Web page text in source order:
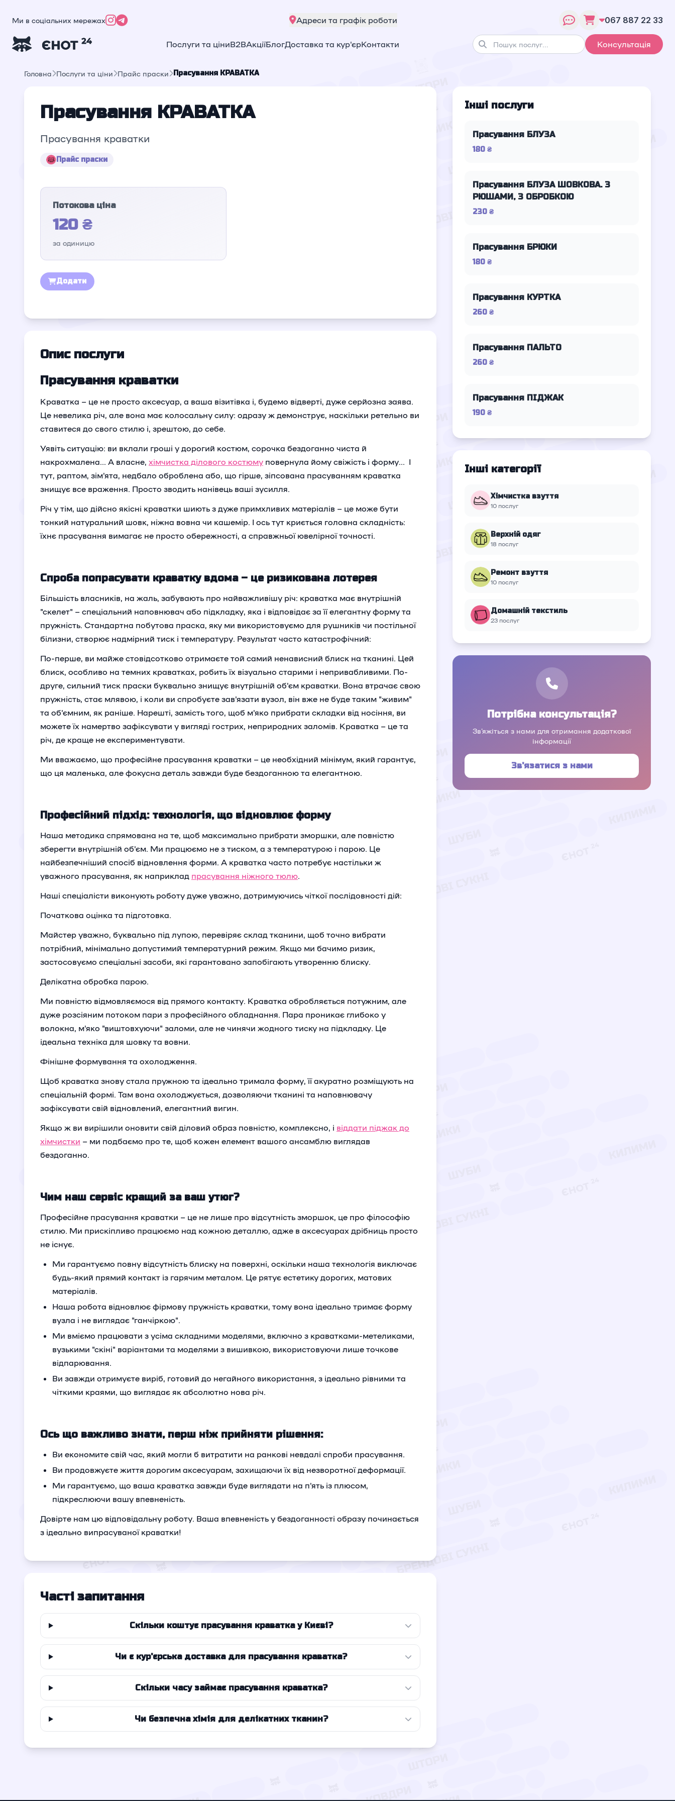
Ми в соціальних мережах Адреси та графік роботи 067 887 22 33
Послуги та ціниB2BАкціїБлогДоставка та кур'єрКонтакти Консультація
Головна Послуги та ціни Прайс праски Прасування КРАВАТКА
Прасування КРАВАТКА
Прасування краватки
Прайс праски
Потокова ціна
120 ₴
за одиницю
Додати
Опис послуги
Прасування краватки
Краватка – це не просто аксесуар, а ваша візитівка і, будемо відверті, дуже серйозна заява.
Це невелика річ, але вона має колосальну силу: одразу ж демонструє, наскільки ретельно ви
ставитеся до свого стилю і, зрештою, до себе.
Уявіть ситуацію: ви вклали гроші у дорогий костюм, сорочка бездоганно чиста й
накрохмалена... А власне, хімчистка ділового костюму повернула йому свіжість і форму... І
тут, раптом, зім'ята, недбало оброблена або, що гірше, зіпсована прасуванням краватка
знищує все враження. Просто зводить нанівець ваші зусилля.
Річ у тім, що дійсно якісні краватки шиють з дуже примхливих матеріалів – це може бути
тонкий натуральний шовк, ніжна вовна чи кашемір. І ось тут криється головна складність:
їхнє прасування вимагає не просто обережності, а справжньої ювелірної точності.
Спроба попрасувати краватку вдома – це ризикована лотерея
Більшість власників, на жаль, забувають про найважливішу річ: краватка має внутрішній
"скелет" – спеціальний наповнювач або підкладку, яка і відповідає за її елегантну форму та
пружність. Стандартна побутова праска, яку ми використовуємо для рушників чи постільної
білизни, створює надмірний тиск і температуру. Результат часто катастрофічний:
По-перше, ви майже стовідсотково отримаєте той самий ненависний блиск на тканині. Цей
блиск, особливо на темних краватках, робить їх візуально старими і непривабливими. По-
друге, сильний тиск праски буквально знищує внутрішній об'єм краватки. Вона втрачає свою
пружність, стає млявою, і коли ви спробуєте зав'язати вузол, він вже не буде таким "живим"
та об'ємним, як раніше. Нарешті, замість того, щоб м'яко прибрати складки від носіння, ви
можете їх намертво зафіксувати у вигляді гострих, неприродних заломів. Краватка – це та
річ, де краще не експериментувати.
Ми вважаємо, що професійне прасування краватки – це необхідний мінімум, який гарантує,
що ця маленька, але фокусна деталь завжди буде бездоганною та елегантною.
Професійний підхід: технологія, що відновлює форму
Наша методика спрямована на те, щоб максимально прибрати зморшки, але повністю
зберегти внутрішній об'єм. Ми працюємо не з тиском, а з температурою і парою. Це
найбезпечніший спосіб відновлення форми. А краватка часто потребує настільки ж
уважного прасування, як наприклад прасування ніжного тюлю.
Наші спеціалісти виконують роботу дуже уважно, дотримуючись чіткої послідовності дій:
Початкова оцінка та підготовка.
Майстер уважно, буквально під лупою, перевіряє склад тканини, щоб точно вибрати
потрібний, мінімально допустимий температурний режим. Якщо ми бачимо ризик,
застосовуємо спеціальні засоби, які гарантовано запобігають утворенню блиску.
Делікатна обробка парою.
Ми повністю відмовляємося від прямого контакту. Краватка обробляється потужним, але
дуже розсіяним потоком пари з професійного обладнання. Пара проникає глибоко у
волокна, м’яко "виштовхуючи" заломи, але не чинячи жодного тиску на підкладку. Це
ідеальна техніка для шовку та вовни.
Фінішне формування та охолодження.
Щоб краватка знову стала пружною та ідеально тримала форму, її акуратно розміщують на
спеціальній формі. Там вона охолоджується, дозволяючи тканині та наповнювачу
зафіксувати свій відновлений, елегантний вигин.
Якщо ж ви вирішили оновити свій діловий образ повністю, комплексно, і віддати піджак до
хімчистки – ми подбаємо про те, щоб кожен елемент вашого ансамблю виглядав
бездоганно.
Чим наш сервіс кращий за ваш утюг?
Професійне прасування краватки – це не лише про відсутність зморшок, це про філософію
стилю. Ми прискіпливо працюємо над кожною деталлю, адже в аксесуарах дрібниць просто
не існує.
Ми гарантуємо повну відсутність блиску на поверхні, оскільки наша технологія виключає
будь-який прямий контакт із гарячим металом. Це рятує естетику дорогих, матових
матеріалів.
Наша робота відновлює фірмову пружність краватки, тому вона ідеально тримає форму
вузла і не виглядає "ганчіркою".
Ми вміємо працювати з усіма складними моделями, включно з краватками-метеликами,
вузькими "скіні" варіантами та моделями з вишивкою, використовуючи лише точкове
відпарювання.
Ви завжди отримуєте виріб, готовий до негайного використання, з ідеально рівними та
чіткими краями, що виглядає як абсолютно нова річ.
Ось що важливо знати, перш ніж прийняти рішення:
Ви економите свій час, який могли б витратити на ранкові невдалі спроби прасування.
Ви продовжуєте життя дорогим аксесуарам, захищаючи їх від незворотної деформації.
Ми гарантуємо, що ваша краватка завжди буде виглядати на п'ять із плюсом,
підкреслюючи вашу впевненість.
Довірте нам цю відповідальну роботу. Ваша впевненість у бездоганності образу починається
з ідеально випрасуваної краватки!
Часті запитання
Скільки коштує прасування краватка у Києві?
Чи є кур'єрська доставка для прасування краватка?
Скільки часу займає прасування краватка?
Чи безпечна хімія для делікатних тканин?
Інші послуги
Прасування БЛУЗА
180 ₴
Прасування БЛУЗА ШОВКОВА. З
РЮШАМИ, З ОБРОБКОЮ
230 ₴
Прасування БРЮКИ
180 ₴
Прасування КУРТКА
260 ₴
Прасування ПАЛЬТО
260 ₴
Прасування ПІДЖАК
190 ₴
Інші категорії
Хімчистка взуття
10 послуг
Верхній oдяг
18 послуг
Ремонт взуття
10 послуг
Домашній текстиль
23 послуг
Потрібна консультація?
Зв'яжіться з нами для отримання додаткової
інформації
Зв'язатися з нами